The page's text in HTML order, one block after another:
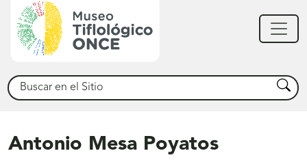
Buscar Buscar
Antonio Mesa Poyatos